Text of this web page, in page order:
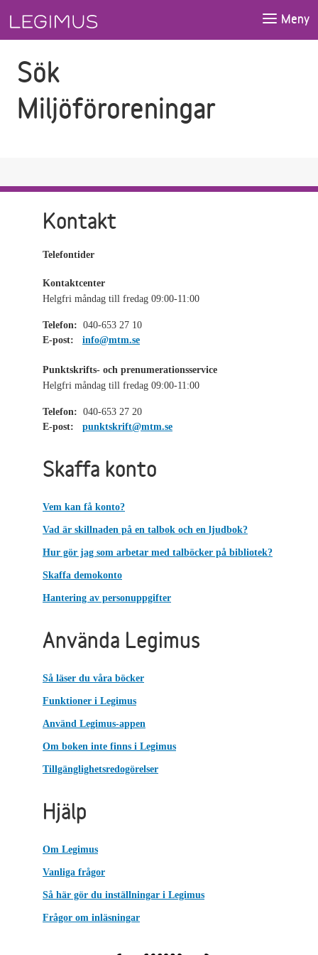
Meny
Sök
Miljöföroreningar
Kontakt
Telefontider
Kontaktcenter
Helgfri måndag till fredag 09:00-11:00
Telefon: 040-653 27 10
E-post:
info@mtm.se
Punktskrifts- och prenumerationsservice
Helgfri måndag till fredag 09:00-11:00
Telefon: 040-653 27 20
E-post:
punktskrift@mtm.se
Skaffa konto
Vem kan få konto?
Vad är skillnaden på en talbok och en ljudbok?
Hur gör jag som arbetar med talböcker på bibliotek?
Skaffa demokonto
Hantering av personuppgifter
Använda Legimus
Så läser du våra böcker
Funktioner i Legimus
Använd Legimus-appen
Om boken inte finns i Legimus
Tillgänglighetsredogörelser
Hjälp
Om Legimus
Vanliga frågor
Så här gör du inställningar i Legimus
Frågor om inläsningar